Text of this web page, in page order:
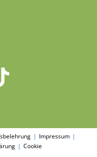
Impressum
Cookie